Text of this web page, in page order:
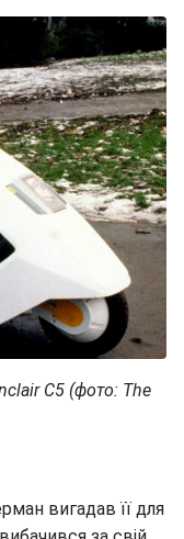
C5 (фото: The
вигадав її для